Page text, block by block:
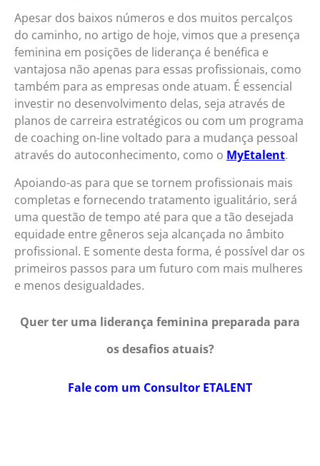
Apesar dos baixos números e dos muitos percalços
do caminho, no artigo de hoje, vimos que a presença
feminina em posições de liderança é benéfica e
vantajosa não apenas para essas profissionais, como
também para as empresas onde atuam. É essencial
investir no desenvolvimento delas, seja através de
planos de carreira estratégicos ou com um programa
de coaching on-line voltado para a mudança pessoal
através do autoconhecimento, como o MyEtalent.
Apoiando-as para que se tornem profissionais mais
completas e fornecendo tratamento igualitário, será
uma questão de tempo até para que a tão desejada
equidade entre gêneros seja alcançada no âmbito
profissional. E somente desta forma, é possível dar os
primeiros passos para um futuro com mais mulheres
e menos desigualdades.
Quer ter uma liderança feminina preparada para
os desafios atuais?
Fale com um Consultor ETALENT